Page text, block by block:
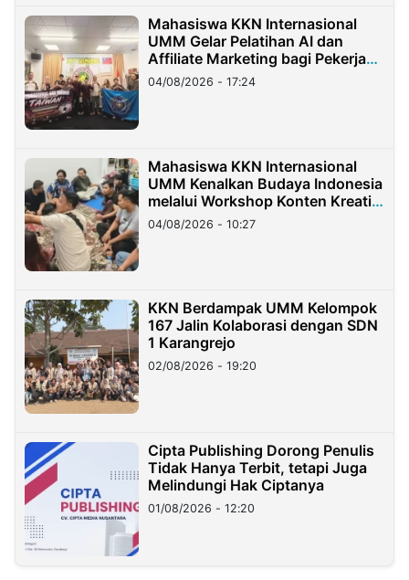
Mahasiswa KKN Internasional
UMM Gelar Pelatihan AI dan
Affiliate Marketing bagi Pekerja
Migran Indonesia di Taiwan
04/08/2026 - 17:24
Mahasiswa KKN Internasional
UMM Kenalkan Budaya Indonesia
melalui Workshop Konten Kreatif
di Taiwan
04/08/2026 - 10:27
KKN Berdampak UMM Kelompok
167 Jalin Kolaborasi dengan SDN
1 Karangrejo
02/08/2026 - 19:20
Cipta Publishing Dorong Penulis
Tidak Hanya Terbit, tetapi Juga
Melindungi Hak Ciptanya
01/08/2026 - 12:20